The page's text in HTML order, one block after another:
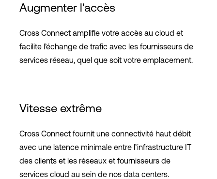
Augmenter l'accès
Cross Connect amplifie votre accès au cloud et
facilite l’échange de trafic avec les fournisseurs de
services réseau, quel que soit votre emplacement.
Vitesse extrême
Cross Connect fournit une connectivité haut débit
avec une latence minimale entre l’infrastructure IT
des clients et les réseaux et fournisseurs de
services cloud au sein de nos data centers.